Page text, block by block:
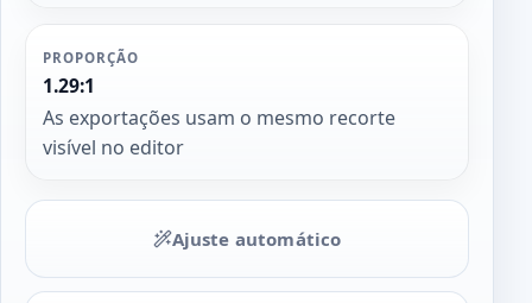
PROPORÇÃO
1.29:1
As exportações usam o mesmo recorte
visível no editor
Ajuste automático